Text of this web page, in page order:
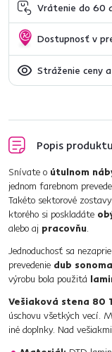
Vrátenie do 60
Dostupnosť v
Stráženie ceny
Popis produktu
Snívate o útulnom
jednom farebnom
Takéto sektorové
ktorého si poskladáte
alebo aj pracovňu.
Jednoduchosť sa
prevedenie dub sonoma
výrobu bola použitá
Vešiaková stena 80
úschovu všetkých vecí.
iné doplnky. Nad